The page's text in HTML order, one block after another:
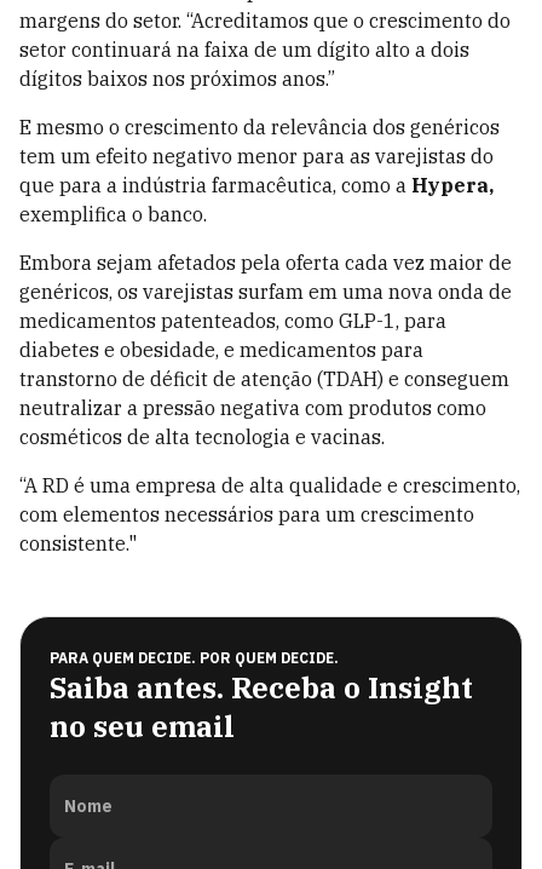
margens do setor. “Acreditamos que o crescimento do
setor continuará na faixa de um dígito alto a dois
dígitos baixos nos próximos anos.”
E mesmo o crescimento da relevância dos genéricos
tem um efeito negativo menor para as varejistas do
que para a indústria farmacêutica, como a Hypera,
exemplifica o banco.
Embora sejam afetados pela oferta cada vez maior de
genéricos, os varejistas surfam em uma nova onda de
medicamentos patenteados, como GLP-1, para
diabetes e obesidade, e medicamentos para
transtorno de déficit de atenção (TDAH) e conseguem
neutralizar a pressão negativa com produtos como
cosméticos de alta tecnologia e vacinas.
“A RD é uma empresa de alta qualidade e crescimento,
com elementos necessários para um crescimento
consistente."
PARA QUEM DECIDE. POR QUEM DECIDE.
Saiba antes. Receba o Insight
no seu email
Nome